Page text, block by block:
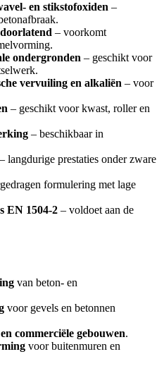
en stikstofoxiden –
– voorkomt
ondergronden – geschikt voor
vervuiling en alkaliën – voor
– geschikt voor kwast, roller en
– beschikbaar in
– langdurige prestaties onder zware
formulering met lage
EN 1504-2 – voldoet aan de
van beton- en
voor gevels en betonnen
commerciële gebouwen.
voor buitenmuren en